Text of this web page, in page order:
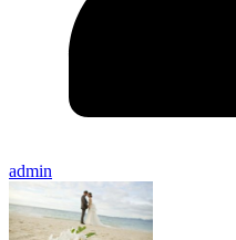
admin